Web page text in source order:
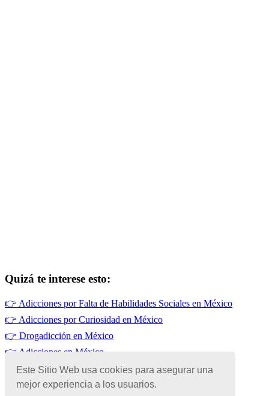
Este Sitio Web usa cookies para asegurar una
mejor experiencia a los usuarios.
Quizá te interese esto:
👉 Adicciones por Falta de Habilidades Sociales en México
👉 Adicciones por Curiosidad en México
👉 Drogadicción en México
👉 Adicciones en México
👉Adicciones por Alivio del Estrés
👉Tabaquismo en México